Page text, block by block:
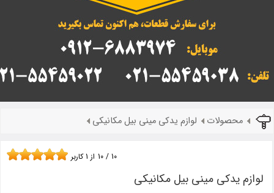
محصولات لوازم یدکی مینی بیل مکانیکی
لوازم یدکی مینی بیل مکانیکی
10 / 10 از 1کاربر